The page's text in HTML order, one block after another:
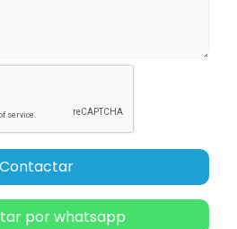
Contactar
por whatsapp